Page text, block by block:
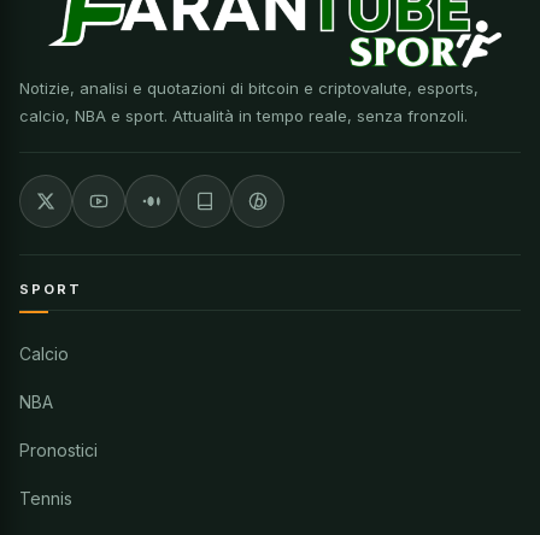
Notizie, analisi e quotazioni di bitcoin e criptovalute, esports,
calcio, NBA e sport. Attualità in tempo reale, senza fronzoli.
SPORT
Calcio
NBA
Pronostici
Tennis